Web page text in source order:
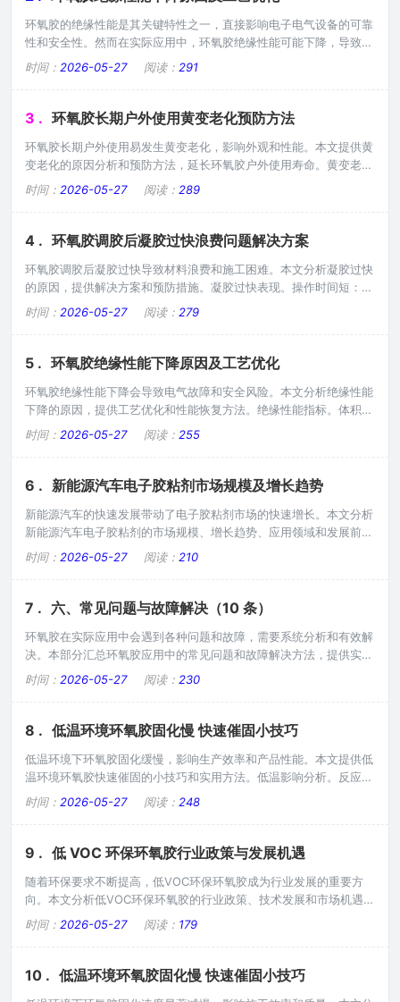
环氧胶的绝缘性能是其关键特性之一，直接影响电子电气设备的可靠
性和安全性。然而在实际应用中，环氧胶绝缘性能可能下降，导致设
备失效。本文分析环氧胶绝缘性能下降的原因，并提供工艺优化方
案。绝缘性能下降原因。材料因素：填料杂质、水分含量高、离子含
高温高湿、化学腐蚀、紫外老化。设计因素：厚度不足、结构不合
时间： 2026-05-27 阅读： 291
3 . 环氧胶长期户外使用黄变老化预防方法
环氧胶长期户外使用易发生黄变老化，影响外观和性能。本文提供黄
变老化的原因分析和预防方法，延长环氧胶户外使用寿命。黄变老化
机理。光氧化：紫外线引发氧化反应。热氧化：高温加速氧化反应。
水解：水分导致化学降解。污染物：空气中的污染物催化老化。影响
应。湿度：高湿度促进水解。污染物：臭氧、二氧化硫等加速老化。
时间： 2026-05-27 阅读： 289
4 . 环氧胶调胶后凝胶过快浪费问题解决方案
环氧胶调胶后凝胶过快导致材料浪费和施工困难。本文分析凝胶过快
的原因，提供解决方案和预防措施。凝胶过快表现。操作时间短：调
胶后很快变稠无法施工。提前固化：未施工就部分固化。材料浪费：
未使用胶液固化报废。施工质量差：胶液太稠影响施工。原因分析。
剧烈：剧烈混合产生热量。催化剂多：配方中催化剂过多。批次问
时间： 2026-05-27 阅读： 279
5 . 环氧胶绝缘性能下降原因及工艺优化
环氧胶绝缘性能下降会导致电气故障和安全风险。本文分析绝缘性能
下降的原因，提供工艺优化和性能恢复方法。绝缘性能指标。体积电
阻率：˃10^12Ω·cm。表面电阻率：˃10^11Ω。介电强度：
˃15kV/mm。介电常数：适中，稳定。损耗因子：˂0.01。下降原因
或条件不当。环境老化：湿热、紫外、热老化。机械损伤：裂纹、气
时间： 2026-05-27 阅读： 255
6 . 新能源汽车电子胶粘剂市场规模及增长趋势
新能源汽车的快速发展带动了电子胶粘剂市场的快速增长。本文分析
新能源汽车电子胶粘剂的市场规模、增长趋势、应用领域和发展前
景，为行业投资和技术发展提供参考。市场规模分析。2025年全球
新能源汽车电子胶粘剂市场规模达到XX亿美元，预计2026年增长至
球最大市场。主要增长驱动因素包括：新能源汽车销量增长、电动化
时间： 2026-05-27 阅读： 210
7 . 六、常见问题与故障解决（10 条）
环氧胶在实际应用中会遇到各种问题和故障，需要系统分析和有效解
决。本部分汇总环氧胶应用中的常见问题和故障解决方法，提供实用
的技术指导和解决方案。问题分类。粘接问题：开裂、脱落、强度不
足。固化问题：不固化、固化慢、固化不完全。性能问题：硬度不
问题：储存变质、分层、沉淀。分析方法。问题描述：详细描述问题
时间： 2026-05-27 阅读： 230
8 . 低温环境环氧胶固化慢 快速催固小技巧
低温环境下环氧胶固化缓慢，影响生产效率和产品性能。本文提供低
温环境环氧胶快速催固的小技巧和实用方法。低温影响分析。反应速
率：温度每降低10℃，反应速率降低一半。粘度增加：低温下粘度
增加，流动性差。混合困难：低温下混合不均匀。固化不完全：低温
20-30℃。加热固化：烘箱或热风加热固化。局部加热：热点或加热
时间： 2026-05-27 阅读： 248
9 . 低 VOC 环保环氧胶行业政策与发展机遇
随着环保要求不断提高，低VOC环保环氧胶成为行业发展的重要方
向。本文分析低VOC环保环氧胶的行业政策、技术发展和市场机遇。
环保政策背景。VOC排放标准：各国制定严格的VOC排放限值。环
保法规：RoHS、REACH等法规限制有害物质。绿色制造：鼓励使用
技术路线。水性环氧：水作为分散介质，VOC极低。无溶剂环氧：
时间： 2026-05-27 阅读： 179
10 . 低温环境环氧胶固化慢 快速催固小技巧